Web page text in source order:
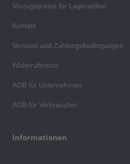
Vorzugspreise für Lagerartikel
Kontakt
Versand und Zahlungsbedingungen
Widerrufsrecht
AGB für Unternehmen
AGB für Verbraucher
Informationen